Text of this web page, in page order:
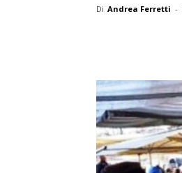
Di Andrea Ferretti -